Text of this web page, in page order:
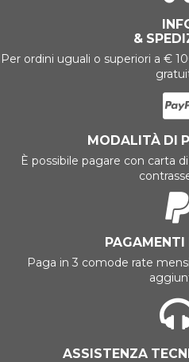
&
Per ordini uguali o superiori a €
MODALITÀ DI
È possibile pagare con carta
PAGAMENTI
Paga in 3 comode rate
ASSISTENZA